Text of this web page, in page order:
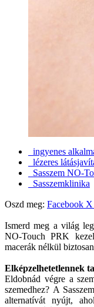
ingyenes
lézeres
Sasszem NO-
Sasszemklinika
Oszd meg: Facebook X
Ismerd meg a világ
NO-Touch PRK
macerák nélkül
Elképzelhetetlennek
Eldobnád végre a
szemedhez? A
alternatívát nyújt,